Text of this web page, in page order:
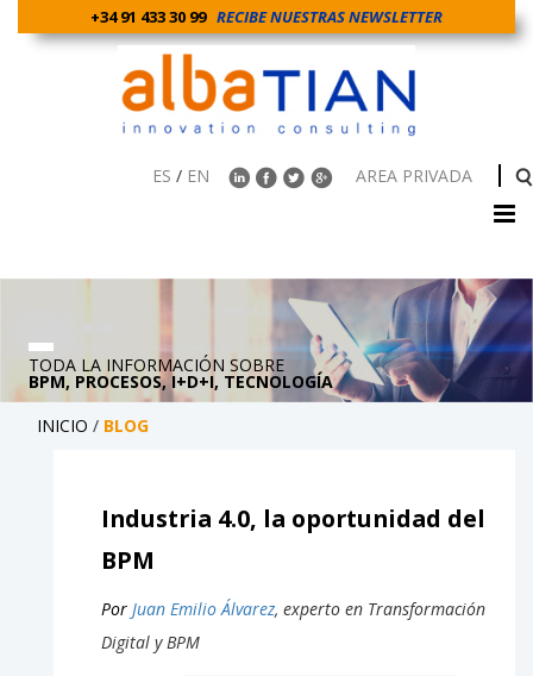
+34 91 433 30 99 RECIBE NUESTRAS NEWSLETTER
ES / EN AREA PRIVADA
TODA LA INFORMACIÓN SOBRE
BPM, PROCESOS, I+D+I, TECNOLOGÍA
INICIO / BLOG
Industria 4.0, la oportunidad del
BPM
Por Juan Emilio Álvarez, experto en Transformación
Digital y BPM